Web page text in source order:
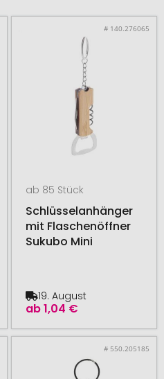
# 140.276065
ab 85 Stück
Schlüsselanhänger
mit Flaschenöffner
Sukubo Mini
ab1,04 €
19. August
# 550.205185